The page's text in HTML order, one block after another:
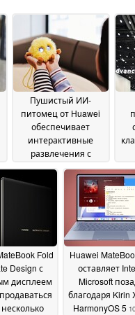
Пушистый ИИ-
питомец от Huawei
обеспечивает
интерактивные
развлечения с
специального чат-
02 December 2025
Fold
Design с
дисплеем
Huawei
оставляет
Microsoft
благодаря Kirin
HarmonyOS 5